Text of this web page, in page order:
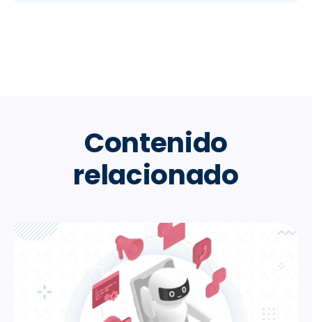
Contenido
relacionado